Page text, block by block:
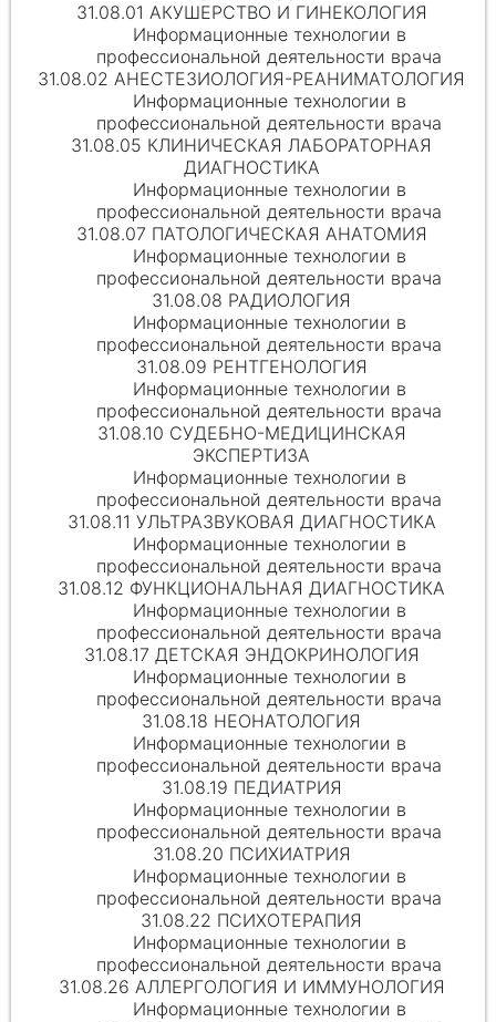
31.08.01 АКУШЕРСТВО И ГИНЕКОЛОГИЯ
Информационные технологии в
профессиональной деятельности врача
31.08.02 АНЕСТЕЗИОЛОГИЯ-РЕАНИМАТОЛОГИЯ
Информационные технологии в
профессиональной деятельности врача
31.08.05 КЛИНИЧЕСКАЯ ЛАБОРАТОРНАЯ
ДИАГНОСТИКА
Информационные технологии в
профессиональной деятельности врача
31.08.07 ПАТОЛОГИЧЕСКАЯ АНАТОМИЯ
Информационные технологии в
профессиональной деятельности врача
31.08.08 РАДИОЛОГИЯ
Информационные технологии в
профессиональной деятельности врача
31.08.09 РЕНТГЕНОЛОГИЯ
Информационные технологии в
профессиональной деятельности врача
31.08.10 СУДЕБНО-МЕДИЦИНСКАЯ
ЭКСПЕРТИЗА
Информационные технологии в
профессиональной деятельности врача
31.08.11 УЛЬТРАЗВУКОВАЯ ДИАГНОСТИКА
Информационные технологии в
профессиональной деятельности врача
31.08.12 ФУНКЦИОНАЛЬНАЯ ДИАГНОСТИКА
Информационные технологии в
профессиональной деятельности врача
31.08.17 ДЕТСКАЯ ЭНДОКРИНОЛОГИЯ
Информационные технологии в
профессиональной деятельности врача
31.08.18 НЕОНАТОЛОГИЯ
Информационные технологии в
профессиональной деятельности врача
31.08.19 ПЕДИАТРИЯ
Информационные технологии в
профессиональной деятельности врача
31.08.20 ПСИХИАТРИЯ
Информационные технологии в
профессиональной деятельности врача
31.08.22 ПСИХОТЕРАПИЯ
Информационные технологии в
профессиональной деятельности врача
31.08.26 АЛЛЕРГОЛОГИЯ И ИММУНОЛОГИЯ
Информационные технологии в